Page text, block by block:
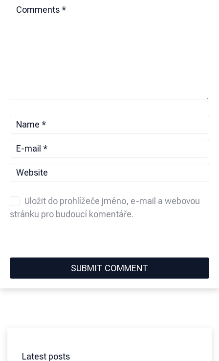
Uložit do prohlížeče jméno, e-mail a webovou
stránku pro budoucí komentáře.
Latest posts